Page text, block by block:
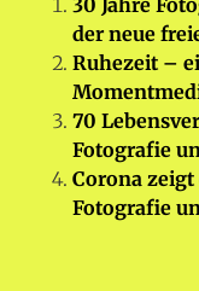
30 Jahre
der neue
Ruhezeit –
70
Fotografie
Corona
Fotografie